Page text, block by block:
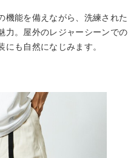
機能を備えながら、洗練された
力。屋外のレジャーシーンでの
も自然になじみます。